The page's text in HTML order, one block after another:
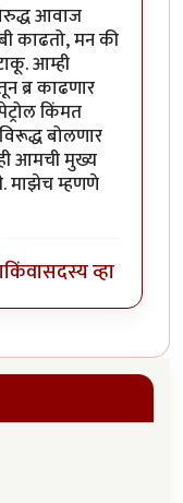
आवाज
काढतो, मन की
आम्ही
ब्र काढणार
किंमत
बोलणार
आमची मुख्य
माझेच म्हणणे
किंवासदस्य व्हा